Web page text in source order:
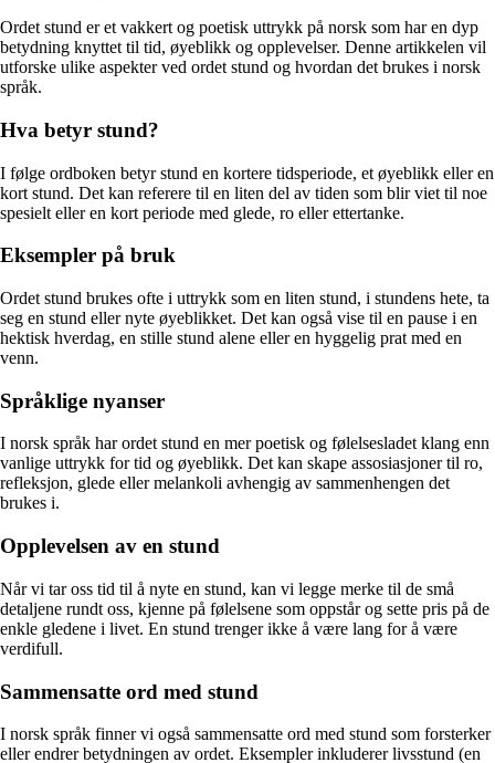
Ordet stund er et vakkert og poetisk uttrykk på norsk som har en dyp
betydning knyttet til tid, øyeblikk og opplevelser. Denne artikkelen vil
utforske ulike aspekter ved ordet stund og hvordan det brukes i norsk
språk.
Hva betyr stund?
I følge ordboken betyr stund en kortere tidsperiode, et øyeblikk eller en
kort stund. Det kan referere til en liten del av tiden som blir viet til noe
spesielt eller en kort periode med glede, ro eller ettertanke.
Eksempler på bruk
Ordet stund brukes ofte i uttrykk som en liten stund, i stundens hete, ta
seg en stund eller nyte øyeblikket. Det kan også vise til en pause i en
hektisk hverdag, en stille stund alene eller en hyggelig prat med en
venn.
Språklige nyanser
I norsk språk har ordet stund en mer poetisk og følelsesladet klang enn
vanlige uttrykk for tid og øyeblikk. Det kan skape assosiasjoner til ro,
refleksjon, glede eller melankoli avhengig av sammenhengen det
brukes i.
Opplevelsen av en stund
Når vi tar oss tid til å nyte en stund, kan vi legge merke til de små
detaljene rundt oss, kjenne på følelsene som oppstår og sette pris på de
enkle gledene i livet. En stund trenger ikke å være lang for å være
verdifull.
Sammensatte ord med stund
I norsk språk finner vi også sammensatte ord med stund som forsterker
eller endrer betydningen av ordet. Eksempler inkluderer livsstund (en